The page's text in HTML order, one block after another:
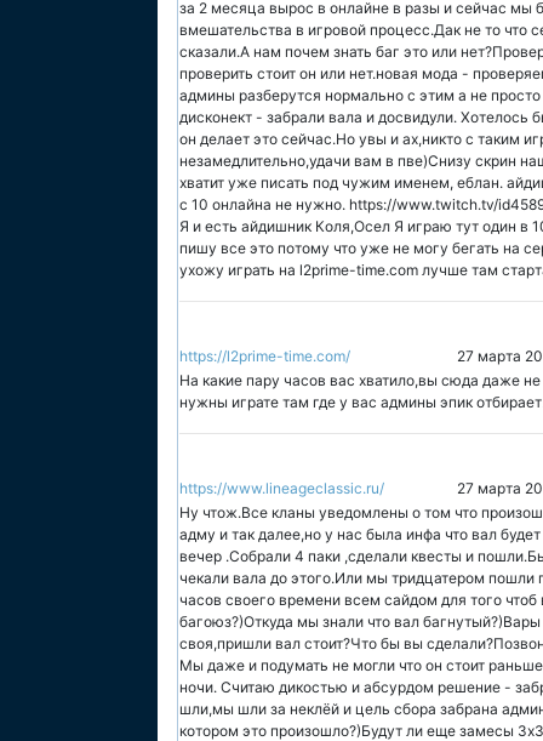
за 2 месяца вырос в онлайне в разы и сейчас мы
вмешательства в игровой процесс.Дак не то что
сказали.А нам почем знать баг это или
проверить стоит он или нет.новая мода -
админы разберутся нормально с этим а не
дисконект - забрали вала и досвидули.
он делает это сейчас.Но увы и ах,никто с таким
незамедлительно,удачи вам в пве)Снизу скрин
хватит уже писать под чужим именем, еблан.
с 10 онлайна не нужно. https://www.twitch.tv/
Я и есть айдишник Коля,Осел Я играю тут один в
пишу все это потому что уже не могу бегать на
ухожу играть на l2prime-time.com лучше там
https://l2prime-time.com/
27 марта
На какие пару часов вас хватило,вы сюда даже
нужны играте там где у вас админы эпик
https://www.lineageclassic.ru/
27 марта
Ну чтож.Все кланы уведомлены о том что
адму и так далее,но у нас была инфа что вал
вечер .Собрали 4 паки ,сделали квесты и
чекали вала до этого.Или мы тридцатером пошли
часов своего времени всем сайдом для того
багоюз?)Откуда мы знали что вал
своя,пришли вал стоит?Что бы вы
Мы даже и подумать не могли что он стоит
ночи. Считаю дикостью и абсурдом решение -
шли,мы шли за неклёй и цель сбора забрана
котором это произошло?)Будут ли еще замесы